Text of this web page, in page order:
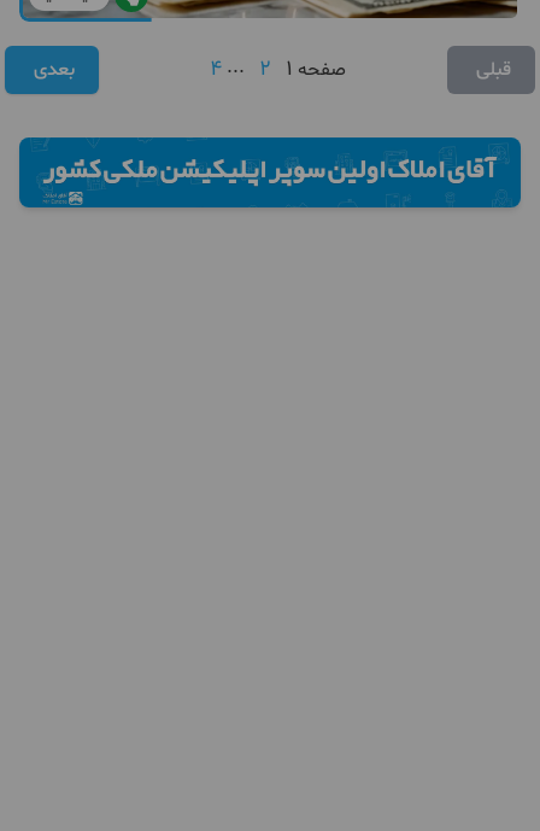
قبلی صفحه 1
2
...
4 بعدی